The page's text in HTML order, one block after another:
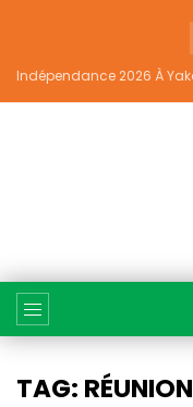
TAG: RÉUNION